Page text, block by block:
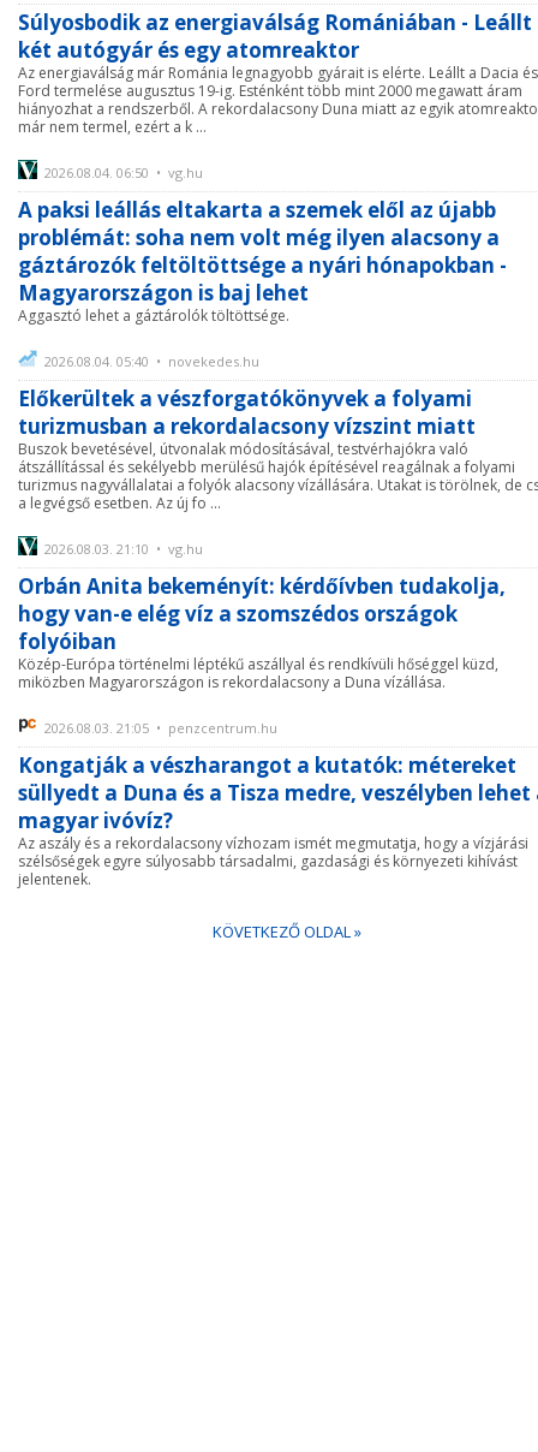
Súlyosbodik az energiaválság Romániában - Leállt
két autógyár és egy atomreaktor
Az energiaválság már Románia legnagyobb gyárait is elérte. Leállt a Dacia
Ford termelése augusztus 19-ig. Esténként több mint 2000 megawatt áram
hiányozhat a rendszerből. A rekordalacsony Duna miatt az egyik
már nem termel, ezért a k ...
2026.08.04. 06:50 • vg.hu
A paksi leállás eltakarta a szemek elől az újabb
problémát: soha nem volt még ilyen alacsony a
gáztározók feltöltöttsége a nyári hónapokban -
Magyarországon is baj lehet
Aggasztó lehet a gáztárolók töltöttsége.
2026.08.04. 05:40 • novekedes.hu
Előkerültek a vészforgatókönyvek a folyami
turizmusban a rekordalacsony vízszint miatt
Buszok bevetésével, útvonalak módosításával, testvérhajókra való
átszállítással és sekélyebb merülésű hajók építésével reagálnak a folyami
turizmus nagyvállalatai a folyók alacsony vízállására. Utakat is törölnek, de
a legvégső esetben. Az új fo ...
2026.08.03. 21:10 • vg.hu
Orbán Anita bekeményít: kérdőívben tudakolja,
hogy van-e elég víz a szomszédos országok
folyóiban
Közép-Európa történelmi léptékű aszállyal és rendkívüli hőséggel küzd,
miközben Magyarországon is rekordalacsony a Duna vízállása.
2026.08.03. 21:05 • penzcentrum.hu
Kongatják a vészharangot a kutatók: métereket
süllyedt a Duna és a Tisza medre, veszélyben lehet
magyar ivóvíz?
Az aszály és a rekordalacsony vízhozam ismét megmutatja, hogy a vízjárási
szélsőségek egyre súlyosabb társadalmi, gazdasági és környezeti kihívást
jelentenek.
KÖVETKEZŐ OLDAL »